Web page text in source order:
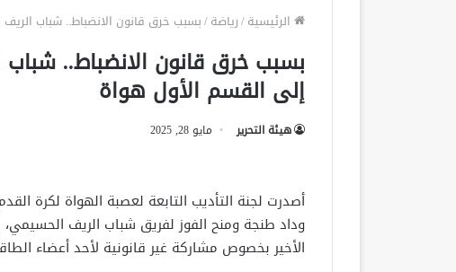
الرئيسية/رياضة/بسبب خرق قانون الانضباط.. شباب
بسبب خرق قانون الانضباط..
إلى القسم الأول هواة
هيئة التحرير مايو 28, 2025
أصدرت لجنة التأديب التابعة لعصبة الهواة لكرة
وداد طنجة ومنح الفوز لفريق شباب الريف
الأخير بخصوص مشاركة غير قانونية لأحد أعضاء